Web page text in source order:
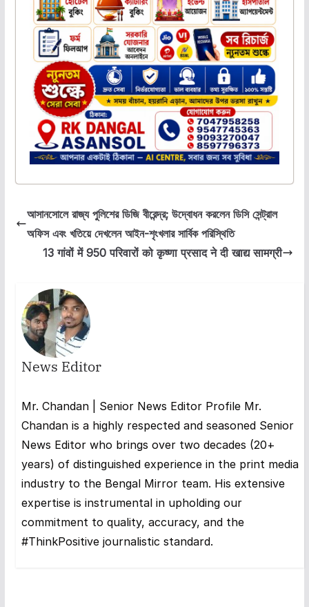
আসানসোলে রাজ্য পুলিশের ডিজি বীরেন্দ্র; উদ্বোধন করলেন ডিসি সেন্ট্রাল
অফিস এবং খতিয়ে দেখলেন আইন-শৃংখলার সার্বিক পরিস্থিতি
13 गांवों में 950 परिवारों को कृष्णा प्रसाद ने दी खाद्य सामग्री
News Editor
Mr. Chandan | Senior News Editor Profile Mr.
Chandan is a highly respected and seasoned Senior
News Editor who brings over two decades (20+
years) of distinguished experience in the print media
industry to the Bengal Mirror team. His extensive
expertise is instrumental in upholding our
commitment to quality, accuracy, and the
#ThinkPositive journalistic standard.